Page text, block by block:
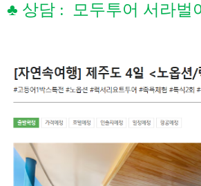
♣ 상담 : 모두투어 서라벌